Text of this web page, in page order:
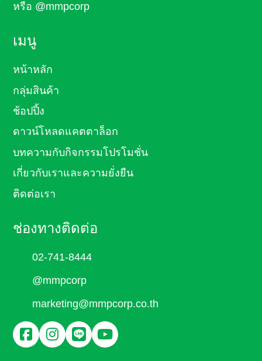
หรือ @mmpcorp
เมนู
หน้าหลัก
กลุ่มสินค้า
ช้อปปิ้ง
ดาวน์โหลดแคตตาล็อก
บทความกับกิจกรรมโปรโมชั่น
เกี่ยวกับเราและความยั่งยืน
ติดต่อเรา
ช่องทางติดต่อ
02-741-8444
@mmpcorp
marketing@mmpcorp.co.th